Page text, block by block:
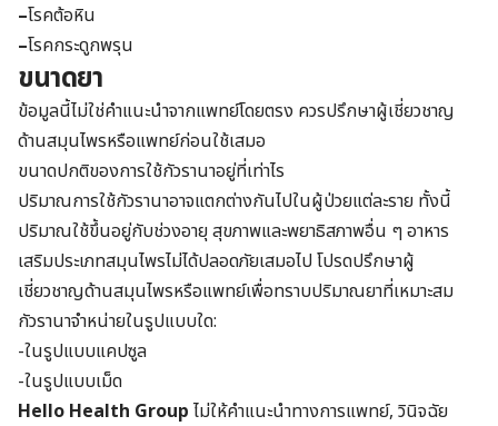
–โรคต้อหิน
–โรคกระดูกพรุน
ขนาดยา
ข้อมูลนี้ไม่ใช่คำแนะนำจากแพทย์โดยตรง ควรปรึกษาผู้เชี่ยวชาญ
ด้านสมุนไพรหรือแพทย์ก่อนใช้เสมอ
ขนาดปกติของการใช้กัวรานาอยู่ที่เท่าไร
ปริมาณการใช้กัวรานาอาจแตกต่างกันไปในผู้ป่วยแต่ละราย ทั้งนี้
ปริมาณใช้ขึ้นอยู่กับช่วงอายุ สุขภาพและพยาธิสภาพอื่น ๆ อาหาร
เสริมประเภทสมุนไพรไม่ได้ปลอดภัยเสมอไป โปรดปรึกษาผู้
เชี่ยวชาญด้านสมุนไพรหรือแพทย์เพื่อทราบปริมาณยาที่เหมาะสม
กัวรานาจำหน่ายในรูปแบบใด:
-ในรูปแบบแคปซูล
-ในรูปแบบเม็ด
Hello Health Group ไม่ให้คำแนะนำทางการแพทย์, วินิจฉัย